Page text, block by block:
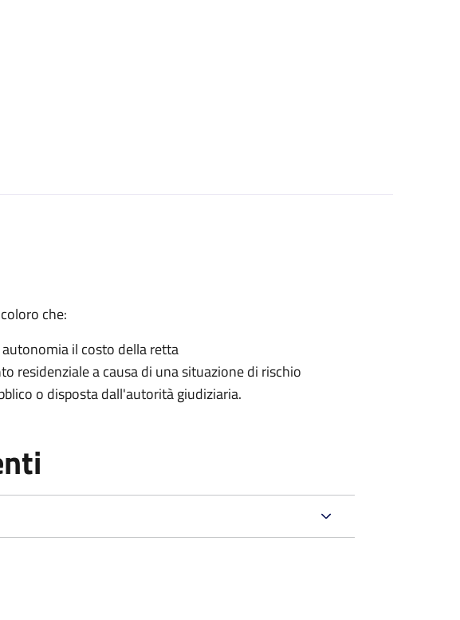
che:
il costo della retta
residenziale a causa di una situazione di rischio
o disposta dall'autorità giudiziaria.